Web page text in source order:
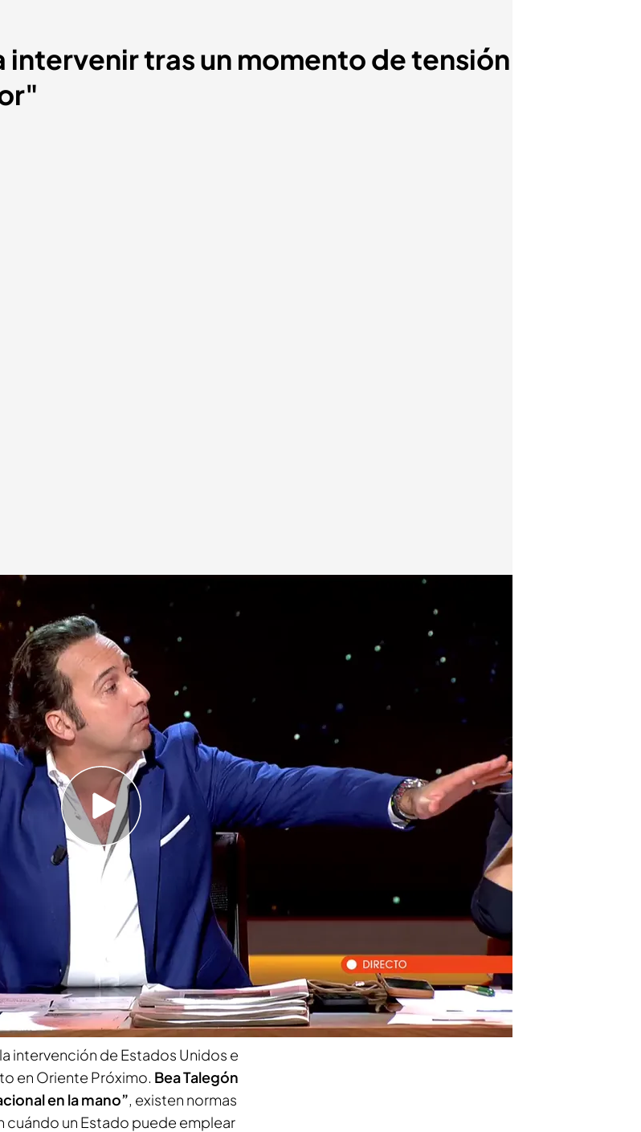
intervenir tras un momento de tensión
Lacalle y Bea Talegón en
regalo que le han hecho, esta
historias que son increíbles"
de sus momentos más tensos
Iker Jiménez
, tuvo que
cada vez más encendido
pidió en directo, tratando de
y la intensidad del
intervención de Estados Unidos e
en Oriente Próximo. Bea Talegón
en la mano”, existen normas
cuándo un Estado puede emplear